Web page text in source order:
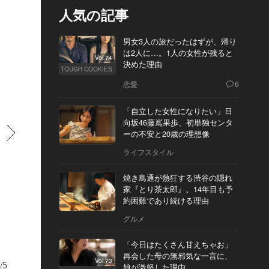
5
人気の記事
Vol.74
TOUGH COOKIES
男女3人の旅だったはずが、帰り
は2人に…。1人の女性が残ると
決めた理由
恋愛 6
「自立した女性になりたい」日
向坂46藤嶌果歩、初単独センタ
ーの不安と20歳の理想像
ライフスタイル
焼き鳥通が熱狂する渋谷の隠れ
家『とり茶太郎』。14年目も予
約困難であり続ける理由
グルメ
Vol.73
「今日はたくさん甘えちゃお」
再会した母の無邪気な一言に、